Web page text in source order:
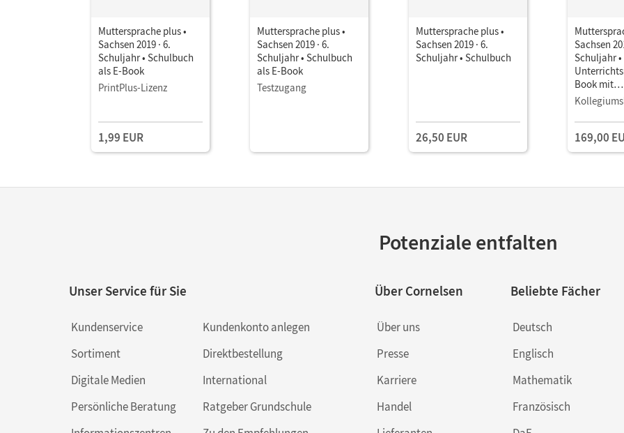
Muttersprache plus •
Sachsen 2019 · 6.
Schuljahr • Schulbuch
als E-Book
PrintPlus-Lizenz
1,99 EUR
Muttersprache plus •
Sachsen 2019 · 6.
Schuljahr • Schulbuch
als E-Book
Testzugang
Muttersprache plus •
Sachsen 2019 · 6.
Schuljahr • Schulbuch
26,50 EUR
Sachsen
Schuljahr •
Book mit
und
169,00
Potenziale entfalten
Unser Service für Sie
Kundenservice
Sortiment
Digitale Medien
Persönliche Beratung
Kundenkonto anlegen
Direktbestellung
International
Ratgeber Grundschule
Über Cornelsen
Über uns
Presse
Karriere
Handel
Beliebte Fächer
Deutsch
Englisch
Mathematik
Französisch